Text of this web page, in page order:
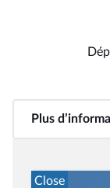
Plus
Close